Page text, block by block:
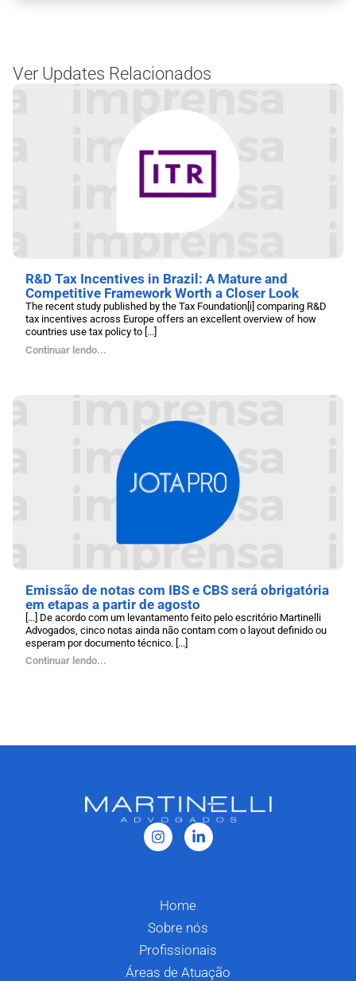
Ver Updates Relacionados
R&D Tax Incentives in Brazil: A Mature and
Competitive Framework Worth a Closer Look
The recent study published by the Tax Foundation[i] comparing R&D
tax incentives across Europe offers an excellent overview of how
countries use tax policy to [...]
Continuar lendo...
Emissão de notas com IBS e CBS será obrigatória
em etapas a partir de agosto
[…] De acordo com um levantamento feito pelo escritório Martinelli
Advogados, cinco notas ainda não contam com o layout definido ou
esperam por documento técnico. [...]
Continuar lendo...
Home
Sobre nós
Profissionais
Áreas de Atuação